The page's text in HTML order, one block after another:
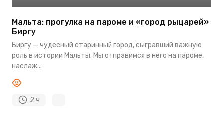
Мальта: прогулка на пароме и «город рыцарей»
Биргу
Биргу — чудесный старинный город, сыгравший важную
роль в истории Мальты. Мы отправимся в него на пароме,
наслаж...
2 ч